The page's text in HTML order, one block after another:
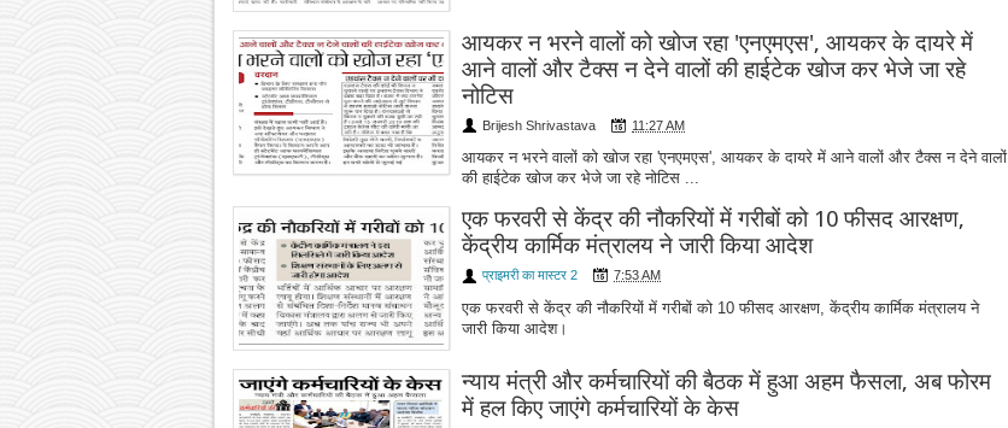
आयकर न भरने वालों को खोज रहा 'एनएमएस', आयकर के दायरे में
आने वालों और टैक्स न देने वालों की हाईटेक खोज कर भेजे जा रहे
नोटिस
Brijesh Shrivastava 11:27 AM
आयकर न भरने वालों को खोज रहा 'एनएमएस', आयकर के दायरे में आने वालों और टैक्स न देने वालों
की हाईटेक खोज कर भेजे जा रहे नोटिस ...
एक फरवरी से केंद्र की नौकरियों में गरीबों को 10 फीसद आरक्षण,
केंद्रीय कार्मिक मंत्रालय ने जारी किया आदेश
प्राइमरी का मास्टर 2 7:53 AM
एक फरवरी से केंद्र की नौकरियों में गरीबों को 10 फीसद आरक्षण, केंद्रीय कार्मिक मंत्रालय ने
जारी किया आदेश।
न्याय मंत्री और कर्मचारियों की बैठक में हुआ अहम फैसला, अब फोरम
में हल किए जाएंगे कर्मचारियों के केस